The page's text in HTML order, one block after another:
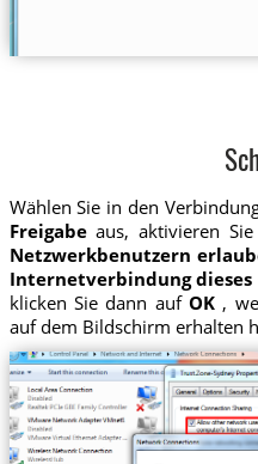
Wählen Sie in den
Freigabeaus, aktivieren
Netzwerkbenutzern
Internetverbindung
klicken Sie dann auf OK,
auf dem Bildschirm erhalten